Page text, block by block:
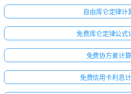
自由库仑定律计
免费库仑定律公式
免费协方差计
免费信用卡利息